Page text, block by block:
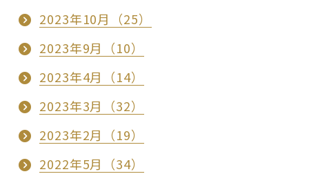
2023年10月（25）
2023年9月（10）
2023年4月（14）
2023年3月（32）
2023年2月（19）
2022年5月（34）